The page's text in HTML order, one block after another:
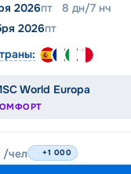
2026пт 8 дн/7 нч
2026пт
World Europa
/чел +1 000